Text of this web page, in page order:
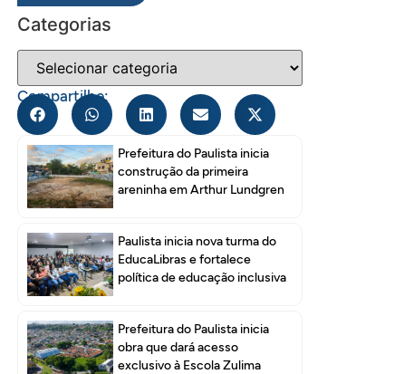
Categorias
Compartilhe:
Prefeitura do Paulista inicia
construção da primeira
areninha em Arthur Lundgren
Paulista inicia nova turma do
EducaLibras e fortalece
política de educação inclusiva
Prefeitura do Paulista inicia
obra que dará acesso
exclusivo à Escola Zulima